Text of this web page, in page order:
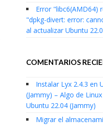
Error "libc6(AMD64)
"dpkg-divert: error:
al actualizar Ubuntu
COMENTARIOS
Instalar Lyx 2.4.3 en
(Jammy) – Algo de Linux
Ubuntu 22.04 (Jammy)
Migrar el